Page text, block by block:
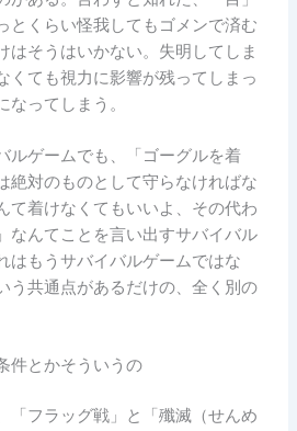
とくらい怪我してもゴメンで済む
はそうはいかない。失明してしま
くても視力に影響が残ってしまっ
なってしまう。
ルゲームでも、「ゴーグルを着
絶対のものとして守らなければな
て着けなくてもいいよ、その代わ
なんてことを言い出すサバイバル
はもうサバイバルゲームではな
う共通点があるだけの、全く別の
件とかそういうの
「フラッグ戦」と「殲滅（せんめ